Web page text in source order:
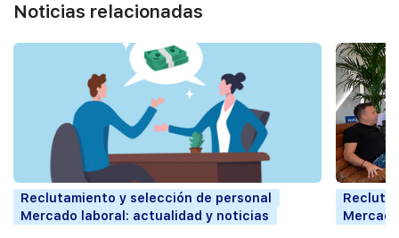
Noticias relacionadas
Reclutamiento y selección de personal
Mercado laboral: actualidad y noticias